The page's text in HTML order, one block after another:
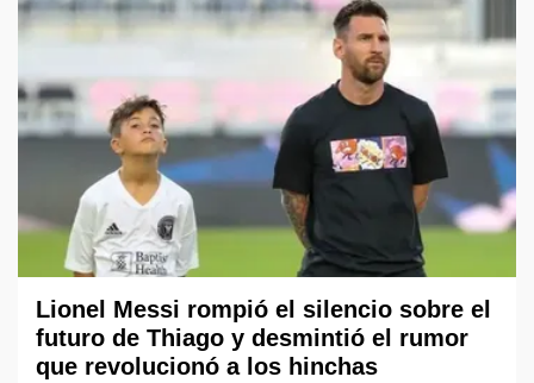
Lionel Messi rompió el silencio sobre el
futuro de Thiago y desmintió el rumor
que revolucionó a los hinchas